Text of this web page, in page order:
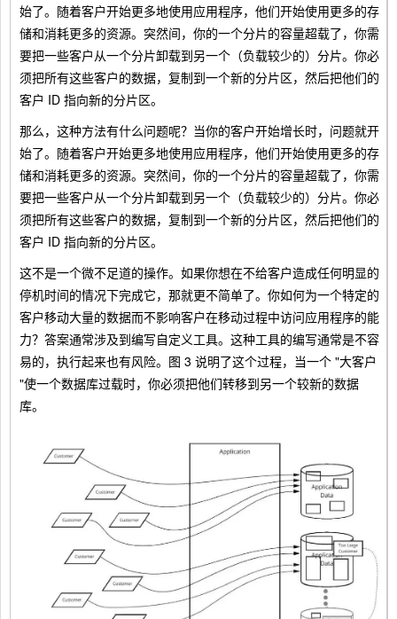
始了。随着客户开始更多地使用应用程序，他们开始使用更多的存
储和消耗更多的资源。突然间，你的一个分片的容量超载了，你需
要把一些客户从一个分片卸载到另一个（负载较少的）分片。你必
须把所有这些客户的数据，复制到一个新的分片区，然后把他们的
客户 ID 指向新的分片区。
那么，这种方法有什么问题呢？当你的客户开始增长时，问题就开
始了。随着客户开始更多地使用应用程序，他们开始使用更多的存
储和消耗更多的资源。突然间，你的一个分片的容量超载了，你需
要把一些客户从一个分片卸载到另一个（负载较少的）分片。你必
须把所有这些客户的数据，复制到一个新的分片区，然后把他们的
客户 ID 指向新的分片区。
这不是一个微不足道的操作。如果你想在不给客户造成任何明显的
停机时间的情况下完成它，那就更不简单了。你如何为一个特定的
客户移动大量的数据而不影响客户在移动过程中访问应用程序的能
力？答案通常涉及到编写自定义工具。这种工具的编写通常是不容
易的，执行起来也有风险。图 3 说明了这个过程，当一个 "大客户
"使一个数据库过载时，你必须把他们转移到另一个较新的数据
库。